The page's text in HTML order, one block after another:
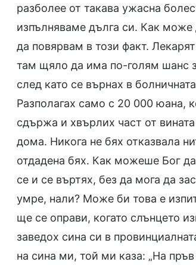
разболее от такава ужасна
изпълняваме дълга си. Как
да повярвам в този факт.
там щяло да има по-голям шанс
след като се върнах в
Разполагах само с 20 000 юана,
сдържа и хвърлих част от
дома. Никога не бях отказвала
отдадена бях. Как можеше Бог
се и се въртях, без да мога да
умре, нали? Може би това е
ще се оправи, когато слънцето
заведох сина си в
на сина ми, той ми каза: „На